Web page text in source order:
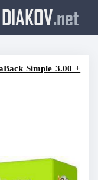
DIAKOV.net
Simple 3.00 +